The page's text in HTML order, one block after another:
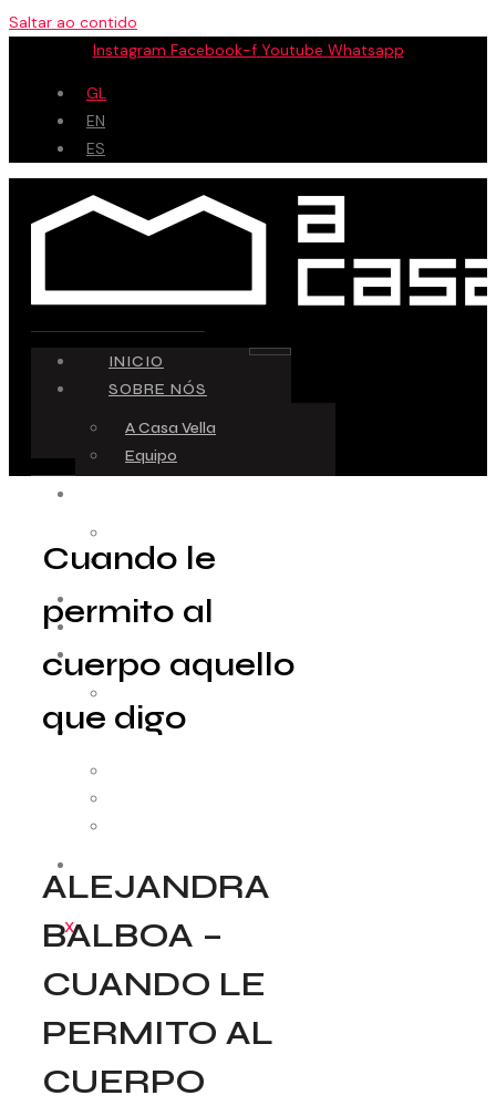
Saltar ao contido
Instagram Facebook-f Youtube Whatsapp
GL
EN
ES
INICIO
SOBRE NÓS
A Casa Vella
Equipo
Convocatorias
RESIDENCIAS
MEDIACIÓN
COLABORADORES
AUDIOVISUAL
X
Cuando le
permito al
cuerpo aquello
que digo
ALEJANDRA
BALBOA –
CUANDO LE
PERMITO AL
CUERPO